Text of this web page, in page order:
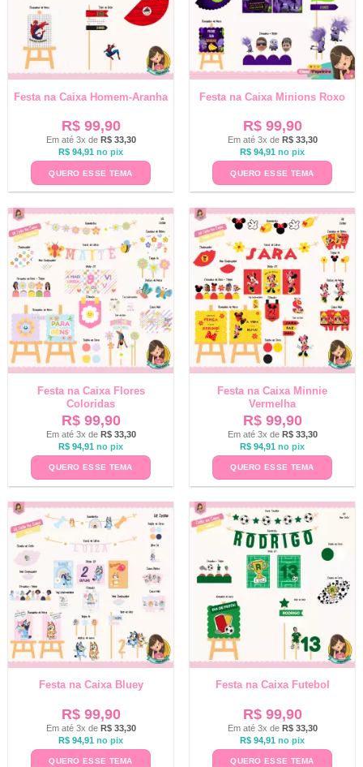
Festa na Caixa Homem-Aranha
R$99,90
Em até 3x de R$33,30
R$ 94,91 no pix
QUERO ESSE TEMA
Festa na Caixa Minions Roxo
R$99,90
Em até 3x de R$33,30
R$ 94,91 no pix
QUERO ESSE TEMA
Festa na Caixa Flores
Coloridas
R$99,90
Em até 3x de R$33,30
R$ 94,91 no pix
QUERO ESSE TEMA
Festa na Caixa Minnie
Vermelha
R$99,90
Em até 3x de R$33,30
R$ 94,91 no pix
QUERO ESSE TEMA
Festa na Caixa Bluey
R$99,90
Em até 3x de R$33,30
R$ 94,91 no pix
QUERO ESSE TEMA
Festa na Caixa Futebol
R$99,90
Em até 3x de R$33,30
R$ 94,91 no pix
QUERO ESSE TEMA